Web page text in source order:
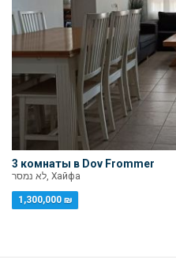
3 комнаты в Dov Frommer
לא נמסר, Хайфа
1,300,000 ₪